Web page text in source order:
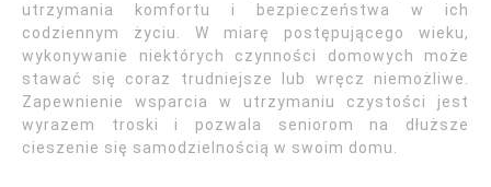
utrzymania komfortu i bezpieczeństwa w ich
codziennym życiu. W miarę postępującego wieku,
wykonywanie niektórych czynności domowych może
stawać się coraz trudniejsze lub wręcz niemożliwe.
Zapewnienie wsparcia w utrzymaniu czystości jest
wyrazem troski i pozwala seniorom na dłuższe
cieszenie się samodzielnością w swoim domu.